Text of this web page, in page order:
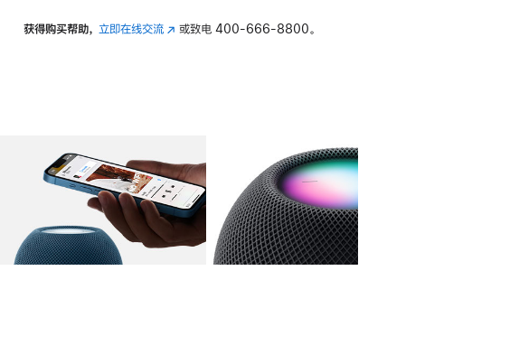
获得购买帮助， 立即在线交流(在 或致电 400-666-8800。
图库 图像 4 图库 图像 5